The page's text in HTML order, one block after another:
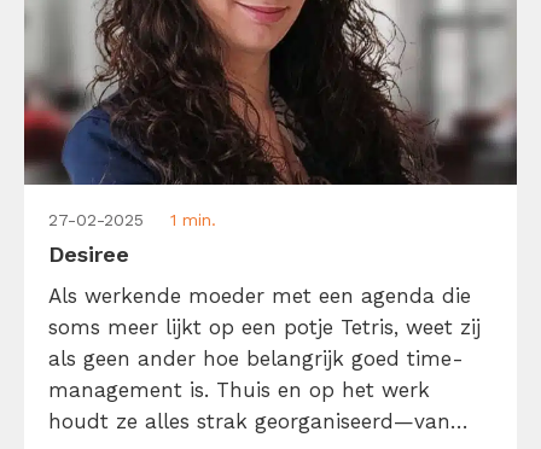
27-02-2025 1 min.
Desiree
Als werkende moeder met een agenda die
soms meer lijkt op een potje Tetris, weet zij
als geen ander hoe belangrijk goed time-
management is. Thuis en op het werk
houdt ze alles strak georganiseerd—van